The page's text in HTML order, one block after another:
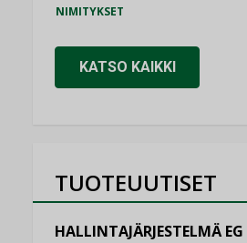
NIMITYKSET
KATSO KAIKKI
TUOTEUUTISET
HALLINTAJÄRJESTELMÄ EG